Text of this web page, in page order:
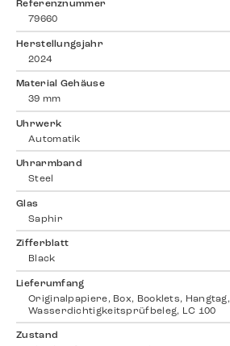
Referenznummer
79660
Herstellungsjahr
2024
Material Gehäuse
39 mm
Uhrwerk
Automatik
Uhrarmband
Steel
Glas
Saphir
Zifferblatt
Black
Lieferumfang
Originalpapiere, Box, Booklets, Hangtag,
Wasserdichtigkeitsprüfbeleg, LC 100
Zustand